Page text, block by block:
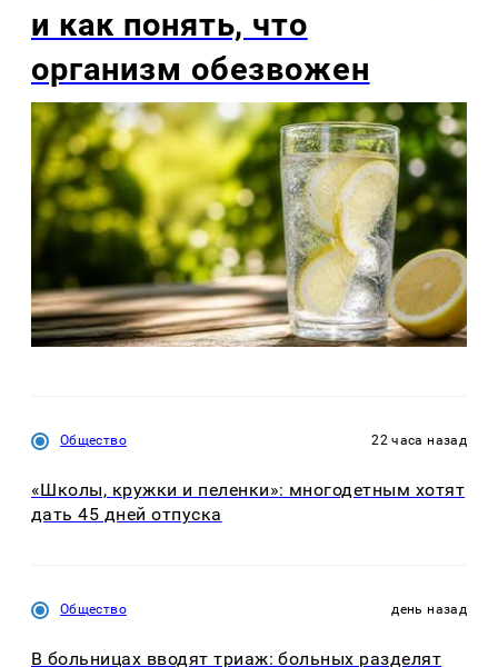
и как понять, что
организм обезвожен
Общество 22 часа назад
«Школы, кружки и пеленки»: многодетным хотят
дать 45 дней отпуска
Общество день назад
В больницах вводят триаж: больных разделят